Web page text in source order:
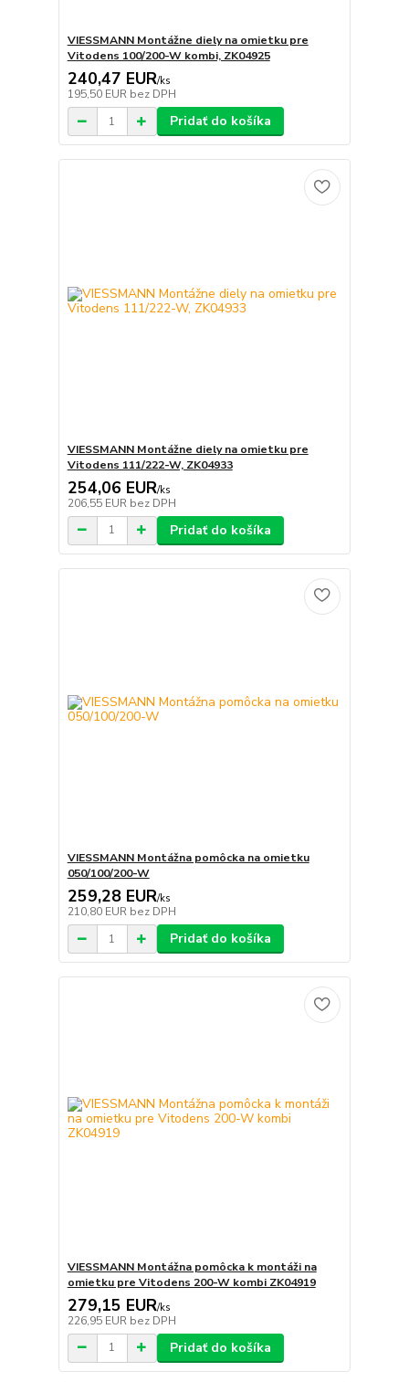
VIESSMANN Montážne diely na omietku pre
Vitodens 100/200-W kombi, ZK04925
240,47 EUR/ks
195,50 EUR bez DPH
Pridať do košíka
VIESSMANN Montážne diely na omietku pre
Vitodens 111/222-W, ZK04933
254,06 EUR/ks
206,55 EUR bez DPH
Pridať do košíka
VIESSMANN Montážna pomôcka na omietku
050/100/200-W
259,28 EUR/ks
210,80 EUR bez DPH
Pridať do košíka
VIESSMANN Montážna pomôcka k montáži na
omietku pre Vitodens 200-W kombi ZK04919
279,15 EUR/ks
226,95 EUR bez DPH
Pridať do košíka